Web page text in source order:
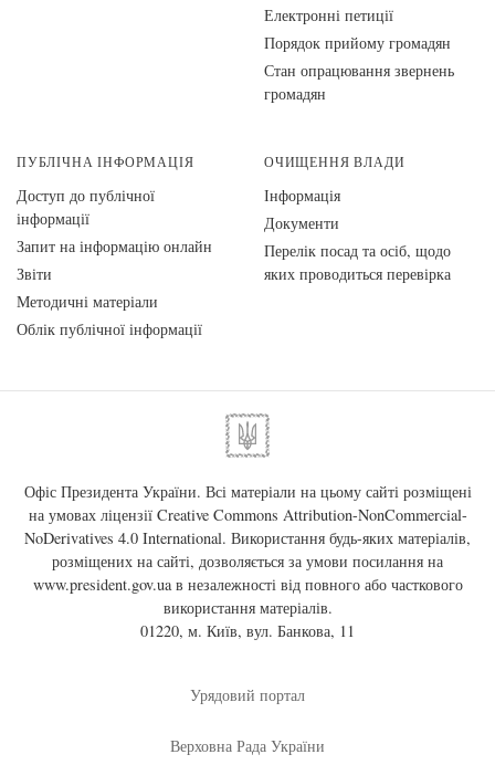
Електронні петиції
Порядок прийому громадян
Стан опрацювання звернень
громадян
ПУБЛІЧНА ІНФОРМАЦІЯ
Доступ до публічної
інформації
Запит на інформацію онлайн
Звіти
Методичні матеріали
Облік публічної інформації
ОЧИЩЕННЯ ВЛАДИ
Інформація
Документи
Перелік посад та осіб, щодо
яких проводиться перевірка
Офіс Президента України. Всі матеріали на цьому сайті розміщені
на умовах ліцензії Creative Commons Attribution-NonCommercial-
NoDerivatives 4.0 International. Використання будь-яких матеріалів,
розміщених на сайті, дозволяється за умови посилання на
www.president.gov.uaв незалежності від повного або часткового
використання матеріалів.
01220, м. Київ, вул. Банкова, 11
Урядовий портал
Верховна Рада України